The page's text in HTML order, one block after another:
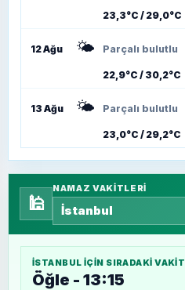
23,3°C / 29,0°C
12 Ağu 🌤️ Parçalı bulutlu
22,9°C / 30,2°C
13 Ağu 🌤️ Parçalı bulutlu
23,0°C / 29,2°C
🕌
NAMAZ VAKITLERI
İSTANBUL IÇIN SIRADAKI VAKIT
Öğle - 13:15